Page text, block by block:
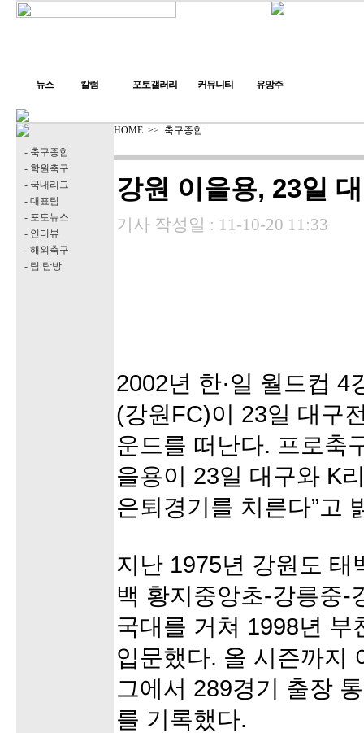
뉴스 칼럼 포토갤러리 커뮤니티 유망주
- 축구종합
- 학원축구
- 국내리그
- 대표팀
- 포토뉴스
- 인터뷰
- 해외축구
- 팀 탐방
HOME >> 축구종합
강원 이을용, 23일
기사 작성일 : 11-10-20 11:33
2002년 한·일 월드컵 4
(강원FC)이 23일 대구
운드를 떠난다. 프로축
을용이 23일 대구와 K
은퇴경기를 치른다”고
지난 1975년 강원도 태
백 황지중앙초-강릉중-
국대를 거쳐 1998년 부
입문했다. 올 시즌까지
그에서 289경기 출장
를 기록했다.